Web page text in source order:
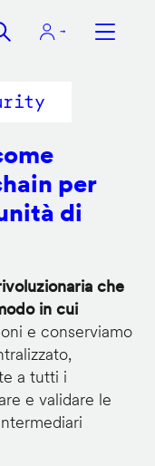
per
di
che
in cui
e conserviamo
a tutti i
e validare le